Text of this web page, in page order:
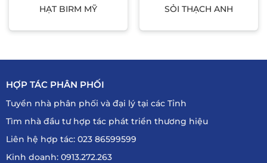
HẠT BIRM MỸ SỎI THẠCH ANH
HỢP TÁC PHÂN PHỐI
Tuyển nhà phân phối và đại lý tại các Tỉnh
Tìm nhà đầu tư hợp tác phát triển thương hiệu
Liên hệ hợp tác: 023 86599599
Kinh doanh: 0913.272.263